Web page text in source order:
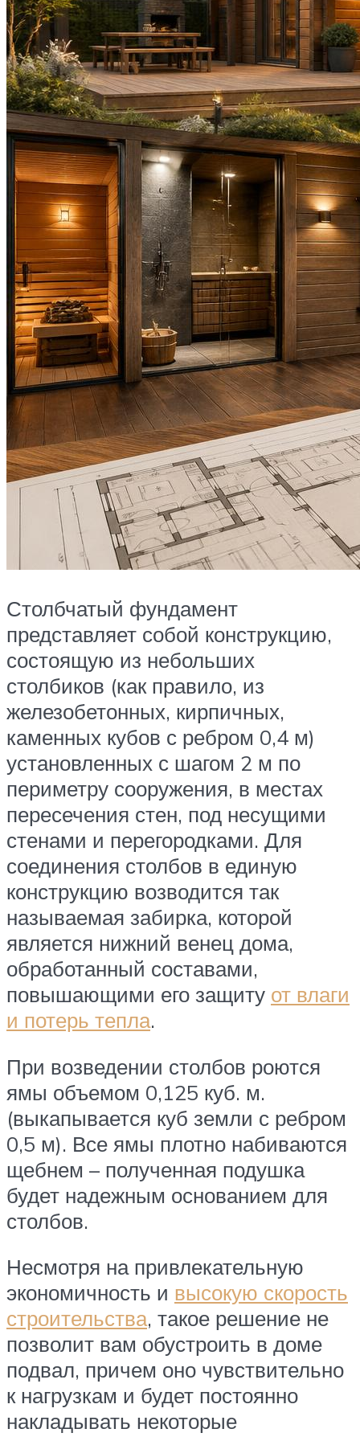
Столбчатый фундамент
представляет собой конструкцию,
состоящую из небольших
столбиков (как правило, из
железобетонных, кирпичных,
каменных кубов с ребром 0,4 м)
установленных с шагом 2 м по
периметру сооружения, в местах
пересечения стен, под несущими
стенами и перегородками. Для
соединения столбов в единую
конструкцию возводится так
называемая забирка, которой
является нижний венец дома,
обработанный составами,
повышающими его защиту от влаги
и потерь тепла.
При возведении столбов роются
ямы объемом 0,125 куб. м.
(выкапывается куб земли с ребром
0,5 м). Все ямы плотно набиваются
щебнем – полученная подушка
будет надежным основанием для
столбов.
Несмотря на привлекательную
экономичность и высокую скорость
строительства, такое решение не
позволит вам обустроить в доме
подвал, причем оно чувствительно
к нагрузкам и будет постоянно
накладывать некоторые